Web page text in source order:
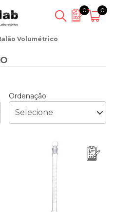
0 0
Volumétrico
Ordenação: